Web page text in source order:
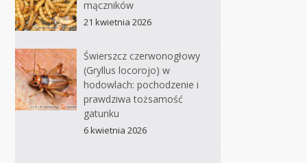
mączników
21 kwietnia 2026
Świerszcz czerwonogłowy
(Gryllus locorojo) w
hodowlach: pochodzenie i
prawdziwa tożsamość
gatunku
6 kwietnia 2026